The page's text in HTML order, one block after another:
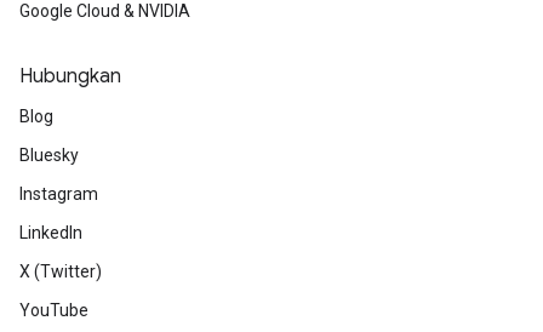
Google Cloud & NVIDIA
Hubungkan
Blog
Bluesky
Instagram
LinkedIn
X (Twitter)
YouTube